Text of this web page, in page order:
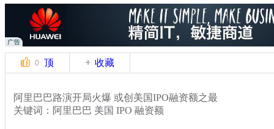
0 顶 收藏
阿里巴巴路演开局火爆 或创美国IPO融资额之最
关键词：阿里巴巴 美国 IPO 融资额